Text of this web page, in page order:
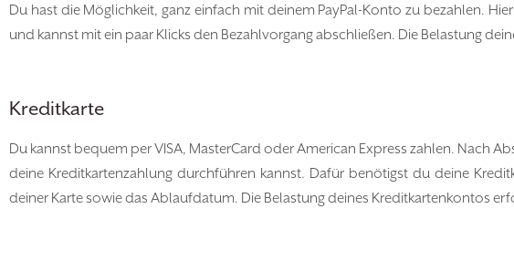
Du hast die Möglichkeit, ganz einfach mit deinem PayPal-Konto zu bezahlen.
und kannst mit ein paar Klicks den Bezahlvorgang abschließen. Die Belastung
Kreditkarte
Du kannst bequem per VISA, MasterCard oder American Express zahlen. Nach
deine Kreditkartenzahlung durchführen kannst. Dafür benötigst du deine
deiner Karte sowie das Ablaufdatum. Die Belastung deines Kreditkartenkontos